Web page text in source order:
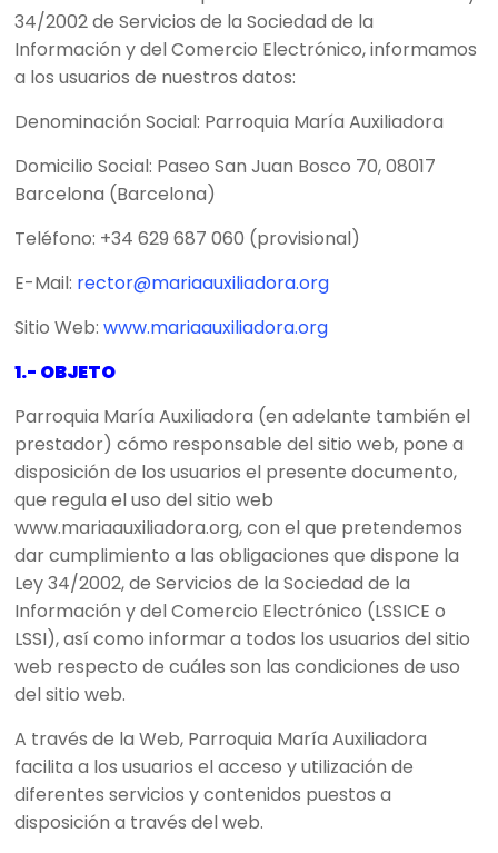
34/2002 de Servicios de la Sociedad de la
Información y del Comercio Electrónico, informamos
a los usuarios de nuestros datos:
Denominación Social: Parroquia María Auxiliadora
Domicilio Social: Paseo San Juan Bosco 70, 08017
Barcelona (Barcelona)
Teléfono: +34 629 687 060 (provisional)
E-Mail: rector@mariaauxiliadora.org
Sitio Web:www.mariaauxiliadora.org
1.- OBJETO
Parroquia María Auxiliadora (en adelante también el
prestador) cómo responsable del sitio web, pone a
disposición de los usuarios el presente documento,
que regula el uso del sitio web
www.mariaauxiliadora.org, con el que pretendemos
dar cumplimiento a las obligaciones que dispone la
Ley 34/2002, de Servicios de la Sociedad de la
Información y del Comercio Electrónico (LSSICE o
LSSI), así como informar a todos los usuarios del sitio
web respecto de cuáles son las condiciones de uso
del sitio web.
A través de la Web, Parroquia María Auxiliadora
facilita a los usuarios el acceso y utilización de
diferentes servicios y contenidos puestos a
disposición a través del web.